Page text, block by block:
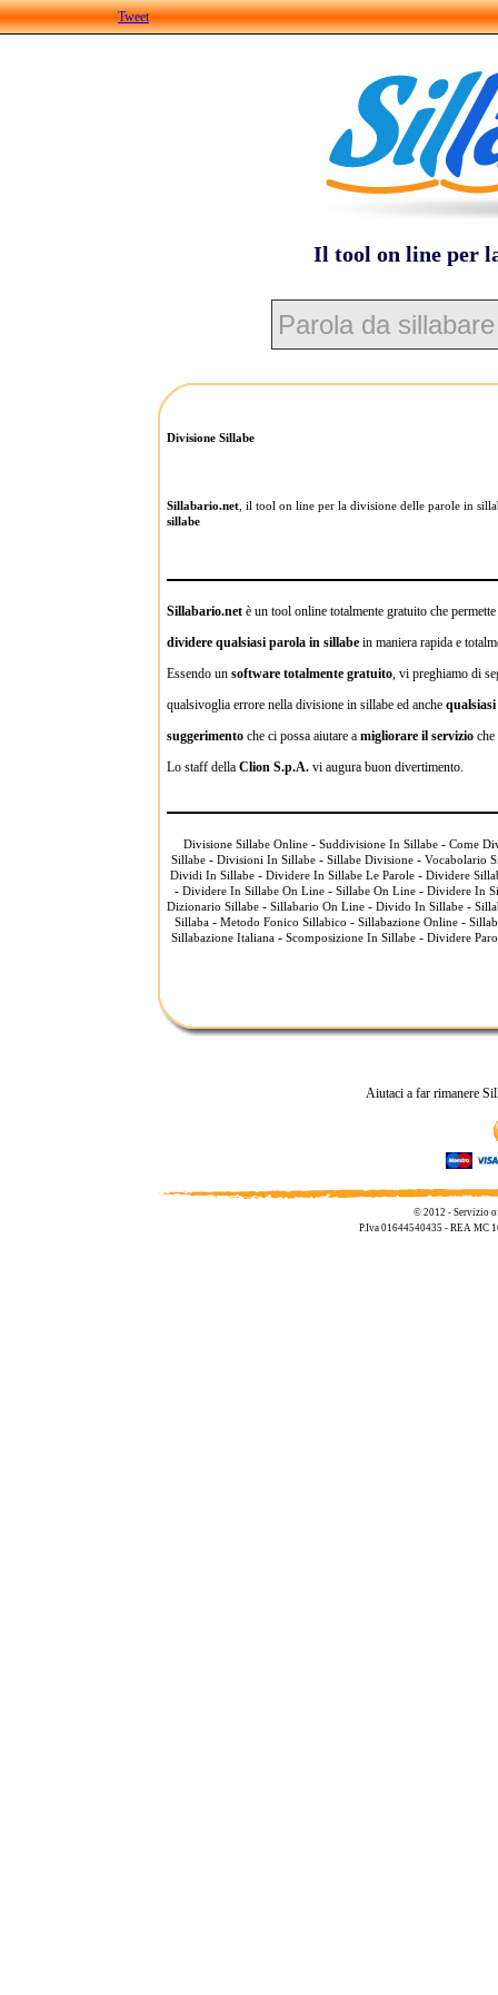
Tweet
Il tool on line per
Divisione Sillabe
Sillabario.net, il tool on line per la divisione delle parole in
sillabe
Sillabario.netè un tool online totalmente gratuito che
dividere qualsiasi parola in sillabein maniera rapida e
Essendo un software totalmente gratuito, vi preghiamo di
qualsivoglia errore nella divisione in sillabe ed anche qualsiasi
suggerimentoche ci possa aiutare a migliorare il servizioche
Lo staff della Clion S.p.A.vi augura buon divertimento.
Divisione Sillabe Online- Suddivisione In Sillabe- Come
Sillabe - Divisioni In Sillabe - Sillabe Divisione - Vocabolario
Dividi In Sillabe- Dividere In Sillabe Le Parole- Dividere
- Dividere In Sillabe On Line- Sillabe On Line- Dividere In
Dizionario Sillabe - Sillabario On Line - Divido In Sillabe -
Sillaba- Metodo Fonico Sillabico - Sillabazione Online-
Sillabazione Italiana - Scomposizione In Sillabe - Dividere
Aiutaci a far rimanere
© 2012 - Servizio
P.Iva 01644540435 - REA MC